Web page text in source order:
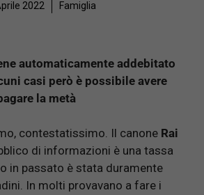
2022 Famiglia
automaticamente addebitato
casi però è possibile avere
la metà
contestatissimo. Il canone Rai
di informazioni è una tassa
in passato è stata duramente
In molti provavano a fare i